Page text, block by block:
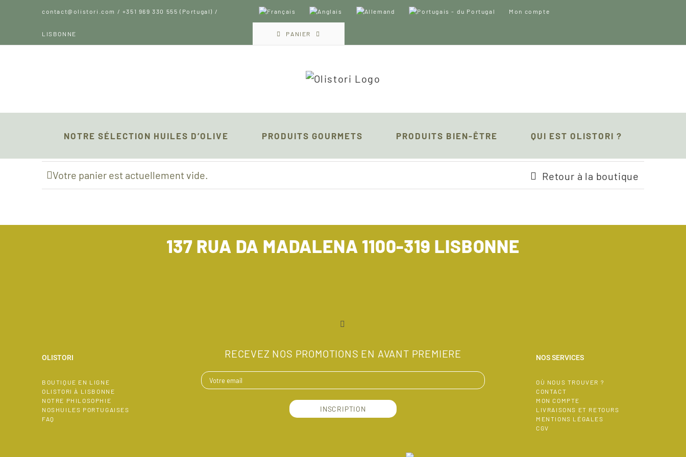
contact@olistori.com / +351 969 330 555 (Portugal) /
LISBONNE
Mon compte
PANIER
NOTRE SÉLECTION HUILES D’OLIVE PRODUITS GOURMETS PRODUITS BIEN-ÊTRE QUI EST OLISTORI ?
Votre panier est actuellement vide. Retour à la boutique
137 RUA DA MADALENA 1100-319 LISBONNE
OLISTORI
BOUTIQUE EN LIGNE
OLISTORI À LISBONNE
NOTRE PHILOSOPHIE
NOSHUILES PORTUGAISES
FAQ
RECEVEZ NOS PROMOTIONS EN AVANT PREMIERE NOS SERVICES
OÙ NOUS TROUVER ?
CONTACT
MON COMPTE
LIVRAISONS ET RETOURS
MENTIONS LÉGALES
CGV